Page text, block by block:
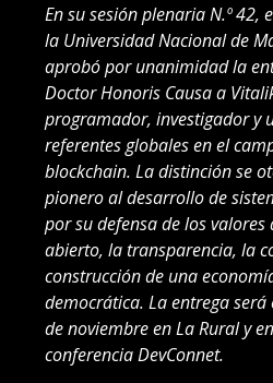
En su sesión plenaria N.º 42,
la Universidad Nacional de
aprobó por unanimidad la
Doctor Honoris Causa a
programador, investigador y
referentes globales en el
blockchain. La distinción se
pionero al desarrollo de
por su defensa de los
abierto, la transparencia, la
construcción de una
democrática. La entrega
de noviembre en La Rural y
conferencia DevConnet.